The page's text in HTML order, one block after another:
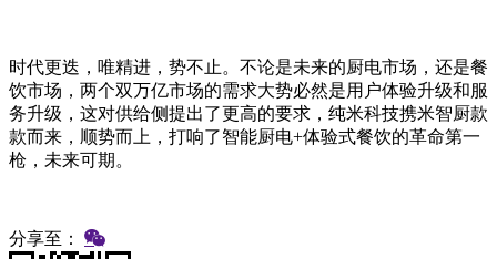
时代更迭，唯精进，势不止。不论是未来的厨电市场，还是餐
饮市场，两个双万亿市场的需求大势必然是用户体验升级和服
务升级，这对供给侧提出了更高的要求，纯米科技携米智厨款
款而来，顺势而上，打响了智能厨电+体验式餐饮的革命第一
枪，未来可期。
分享至：